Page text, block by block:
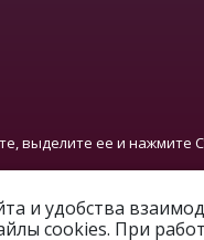
выделите ее и нажмите
и удобства
cookies. При